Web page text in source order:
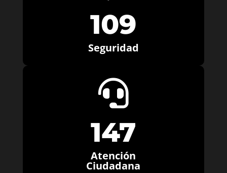
109
Seguridad

147
Atención
Ciudadana